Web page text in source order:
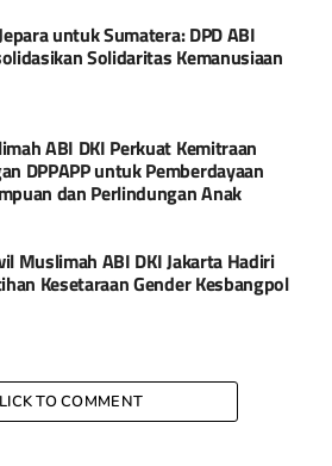
untuk Sumatera: DPD ABI
Solidaritas Kemanusiaan
ABI DKI Perkuat Kemitraan
DPPAPP untuk Pemberdayaan
dan Perlindungan Anak
Muslimah ABI DKI Jakarta Hadiri
Kesetaraan Gender Kesbangpol
TO COMMENT